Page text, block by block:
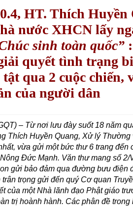
HT. Thích
nước XHCN lấy
sinh toàn quốc”:
quyết tình trạng
qua 2 cuộc chiến,
của người dân
– Từ nơi lưu đày suốt 18 năm
Thích Huyền Quang, Xử lý Thường
vừa gửi một bức thư 6 trang đến
Ðức Mạnh. Văn thư mang số 2/
gửi bảo đảm qua đường bưu điện
trọng gửi đến quý Cơ quan
của một Nhà lãnh đạo Phật giáo
trị hoành hành. Các phân đề